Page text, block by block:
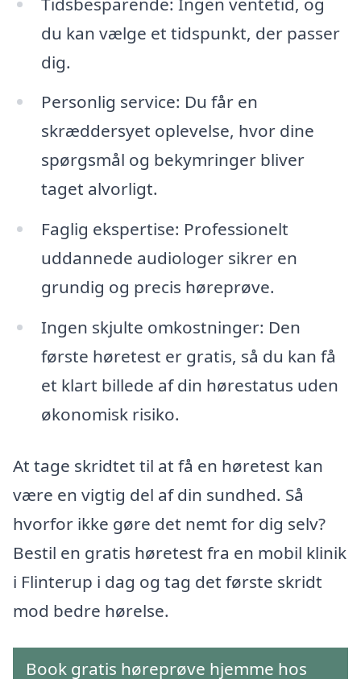
du kan vælge et tidspunkt, der passer
dig.
Personlig service: Du får en
skræddersyet oplevelse, hvor dine
spørgsmål og bekymringer bliver
taget alvorligt.
Faglig ekspertise: Professionelt
uddannede audiologer sikrer en
grundig og precis høreprøve.
Ingen skjulte omkostninger: Den
første høretest er gratis, så du kan få
et klart billede af din hørestatus uden
økonomisk risiko.
At tage skridtet til at få en høretest kan
være en vigtig del af din sundhed. Så
hvorfor ikke gøre det nemt for dig selv?
Bestil en gratis høretest fra en mobil klinik
i Flinterup i dag og tag det første skridt
mod bedre hørelse.
Book gratis høreprøve hjemme hos